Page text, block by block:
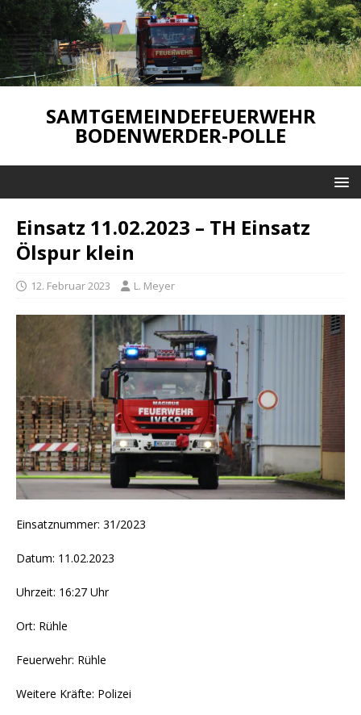
SAMTGEMEINDEFEUERWEHR
BODENWERDER-POLLE
Einsatz 11.02.2023 – TH Einsatz
Ölspur klein
12. Februar 2023 L. Meyer
Einsatznummer: 31/2023
Datum: 11.02.2023
Uhrzeit: 16:27 Uhr
Ort: Rühle
Feuerwehr: Rühle
Weitere Kräfte: Polizei